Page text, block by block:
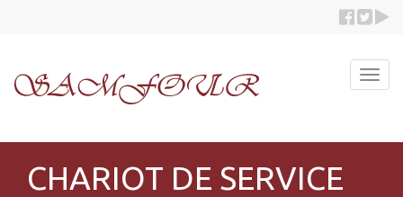
CHARIOT DE SERVICE